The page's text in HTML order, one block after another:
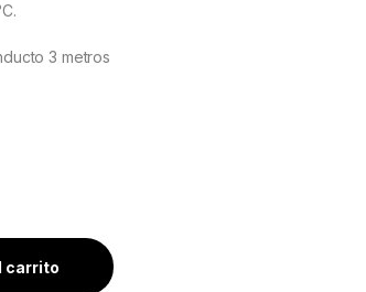
3 metros
S&P cantidad
carrito